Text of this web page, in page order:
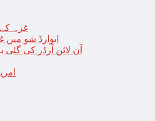
غزہ
“ایوارڈ شو
آن لائن آرڈر کی گئی